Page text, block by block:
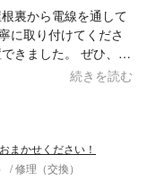
に取り付けてくださ
続きを読む
まかせください！
/ 修理（交換）